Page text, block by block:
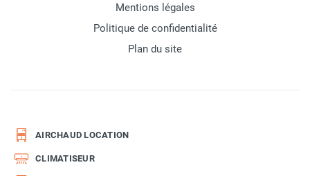
Mentions légales
Politique de confidentialité
Plan du site
AIRCHAUD LOCATION
CLIMATISEUR